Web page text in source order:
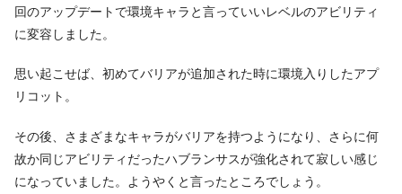
回のアップデートで環境キャラと言っていいレベルのアビリティ
に変容しました。
思い起こせば、初めてバリアが追加された時に環境入りしたアプ
リコット。
その後、さまざまなキャラがバリアを持つようになり、さらに何
故か同じアビリティだったハブランサスが強化されて寂しい感じ
になっていました。ようやくと言ったところでしょう。